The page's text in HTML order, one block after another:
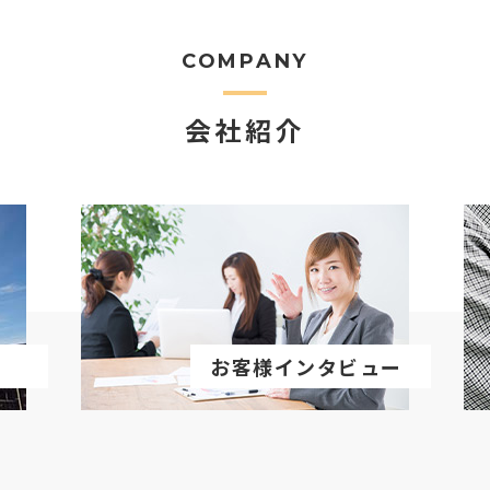
COMPANY
会社紹介
お客様インタビュー